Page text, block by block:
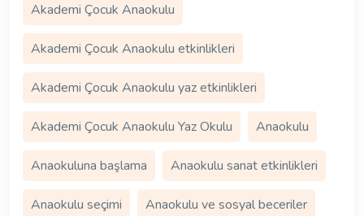
Akademi Çocuk Anaokulu
Akademi Çocuk Anaokulu etkinlikleri
Akademi Çocuk Anaokulu yaz etkinlikleri
Akademi Çocuk Anaokulu Yaz Okulu Anaokulu
Anaokuluna başlama Anaokulu sanat etkinlikleri
Anaokulu seçimi Anaokulu ve sosyal beceriler